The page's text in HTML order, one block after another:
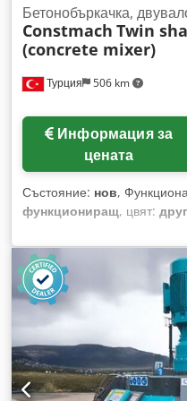
Турция 506 km
Бетонобъркачка,
Constmach Twin
(concrete mixer)
Информация за
цената
Състояние: нов,
функциониращ, цвят:
, Двуаловите
индустриални системи за
ефективност и
конструкция на шасито,
смесване и
те хомогенно смесват
циментова смес. Това
високоякостен бетон с
съотношение при